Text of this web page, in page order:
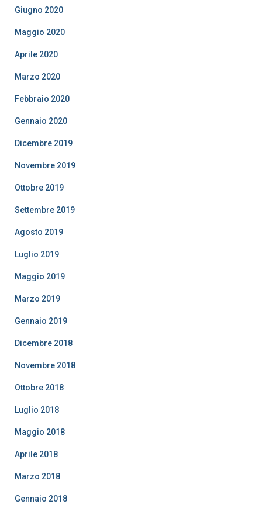
Giugno 2020
Maggio 2020
Aprile 2020
Marzo 2020
Febbraio 2020
Gennaio 2020
Dicembre 2019
Novembre 2019
Ottobre 2019
Settembre 2019
Agosto 2019
Luglio 2019
Maggio 2019
Marzo 2019
Gennaio 2019
Dicembre 2018
Novembre 2018
Ottobre 2018
Luglio 2018
Maggio 2018
Aprile 2018
Marzo 2018
Gennaio 2018